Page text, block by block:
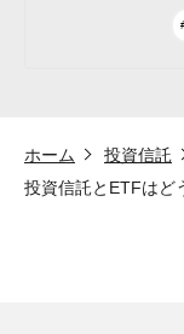
ホーム
投資信託
投資信託とETFはど